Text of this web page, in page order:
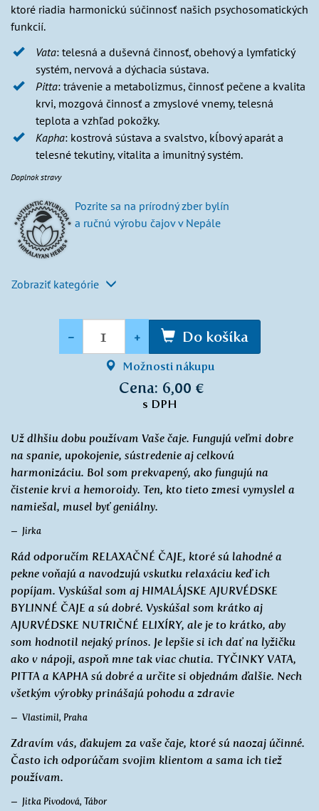
ktoré riadia harmonickú súčinnosť našich psychosomatických
funkcií.
Vata: telesná a duševná činnosť, obehový a lymfatický
systém, nervová a dýchacia sústava.
Pitta: trávenie a metabolizmus, činnosť pečene a kvalita
krvi, mozgová činnosť a zmyslové vnemy, telesná
teplota a vzhľad pokožky.
Kapha: kostrová sústava a svalstvo, kĺbový aparát a
telesné tekutiny, vitalita a imunitný systém.
Doplnok stravy
Pozrite sa na prírodný zber bylín
a ručnú výrobu čajov v Nepále
Zobraziť kategórie
- + Do košíka
Možnosti nákupu
Cena: 6,00 €
s DPH
Už dlhšiu dobu používam Vaše čaje. Fungujú veľmi dobre
na spanie, upokojenie, sústredenie aj celkovú
harmonizáciu. Bol som prekvapený, ako fungujú na
čistenie krvi a hemoroidy. Ten, kto tieto zmesi vymyslel a
namiešal, musel byť geniálny.
Jirka
Rád odporučím RELAXAČNÉ ČAJE, ktoré sú lahodné a
pekne voňajú a navodzujú vskutku relaxáciu keď ich
popíjam. Vyskúšal som aj HIMALÁJSKE AJURVÉDSKE
BYLINNÉ ČAJE a sú dobré. Vyskúšal som krátko aj
AJURVÉDSKE NUTRIČNÉ ELIXÍRY, ale je to krátko, aby
som hodnotil nejaký prínos. Je lepšie si ich dať na lyžičku
ako v nápoji, aspoň mne tak viac chutia. TYČINKY VATA,
PITTA a KAPHA sú dobré a určite si objednám ďalšie. Nech
všetkým výrobky prinášajú pohodu a zdravie
Vlastimil, Praha
Zdravím vás, ďakujem za vaše čaje, ktoré sú naozaj účinné.
Často ich odporúčam svojim klientom a sama ich tiež
používam.
Jitka Pivodová, Tábor